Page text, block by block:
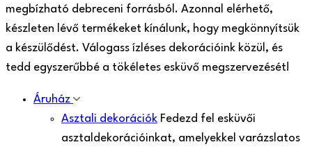
megbízható debreceni forrásból. Azonnal elérhető,
készleten lévő termékeket kínálunk, hogy megkönnyítsük
a készülődést. Válogass ízléses dekorációink közül, és
tedd egyszerűbbé a tökéletes esküvő megszervezését!
Áruház
Asztali dekorációk Fedezd fel esküvői
asztaldekorációinkat, amelyekkel varázslatos